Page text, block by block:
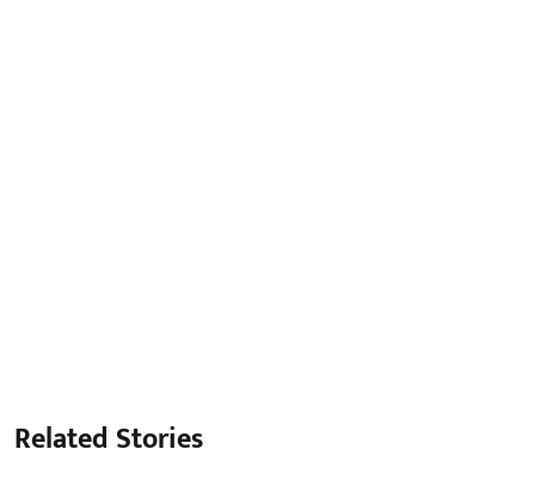
Related Stories